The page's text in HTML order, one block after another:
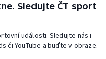
Sledujte ČT sport
události. Sledujte nás i
či YouTube a buďte v obraze.